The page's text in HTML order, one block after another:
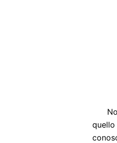
quello